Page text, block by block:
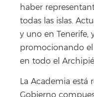
haber
todas las islas.
y uno en Tenerife,
promocionando el
en todo el
La Academia está
Gobierno